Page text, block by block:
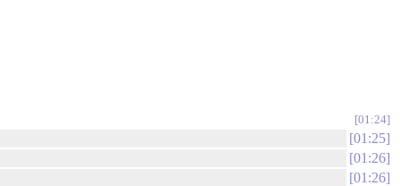
01:24
01:25
01:26
01:26